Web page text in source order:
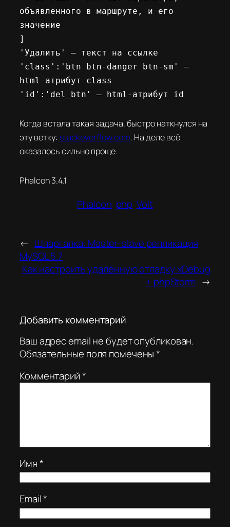
объявленного в маршруте, и его
значение
]
'Удалить' — текст на ссылке
'class':'btn btn-danger btn-sm' —
html-атрибут class
'id':'del_btn' — html-атрибут id
Когда встала такая задача, быстро наткнулся на
эту ветку: stackoverflow.com. На деле всё
оказалось сильно проще.
Phalcon 3.4.1
Phalcon php Volt
← Шпаргалка: Master-slave репликация
MySQL 5.7
Как настроить удалённую отладку xDebug
+ phpStorm →
Добавить комментарий
Ваш адрес email не будет опубликован.
Обязательные поля помечены*
Комментарий*
Имя*
Email*